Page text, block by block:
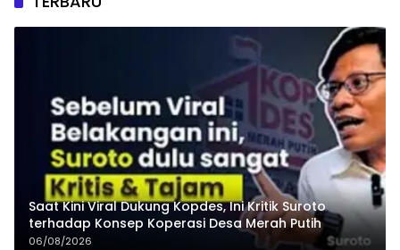
Saat Kini Viral Dukung Kopdes, Ini Kritik Suroto
terhadap Konsep Koperasi Desa Merah Putih
06/08/2026